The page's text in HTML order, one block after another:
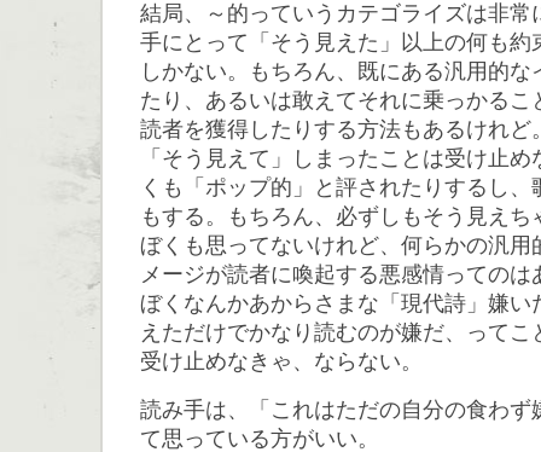
結局、～的っていうカテゴライズは非常
手にとって「そう見えた」以上の何も約
しかない。もちろん、既にある汎用的
たり、あるいは敢えてそれに乗っかるこ
読者を獲得したりする方法もあるけれど
「そう見えて」しまったことは受け止
くも「ポップ的」と評されたりするし
もする。もちろん、必ずしもそう見え
ぼくも思ってないけれど、何らかの汎用
メージが読者に喚起する悪感情ってのは
ぼくなんかあからさまな「現代詩」嫌い
えただけでかなり読むのが嫌だ、ってこ
受け止めなきゃ、ならない。
読み手は、「これはただの自分の食わず
て思っている方がいい。